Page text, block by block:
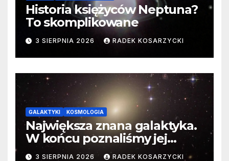
Historia księżyców Neptuna?
To skomplikowane
3 SIERPNIA 2026 RADEK KOSARZYCKI
GALAKTYKI KOSMOLOGIA
Największa znana galaktyka.
W końcu poznaliśmy jej
faktyczne wymiary
3 SIERPNIA 2026 RADEK KOSARZYCKI